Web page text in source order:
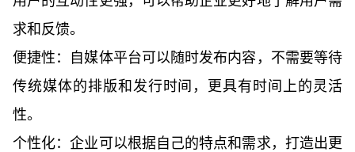
求和反馈。
便捷性：自媒体平台可以随时发布内容，不需要等待
传统媒体的排版和发行时间，更具有时间上的灵活
性。
个性化：企业可以根据自己的特点和需求，打造出更